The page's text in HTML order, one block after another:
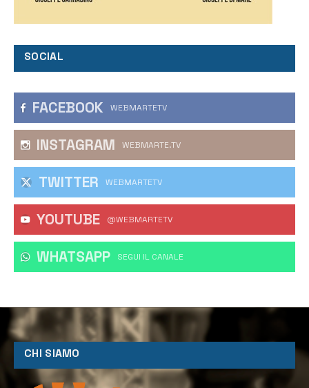
SOCIAL
FACEBOOK WEBMARTETV
INSTAGRAM WEBMARTE.TV
TWITTER WEBMARTETV
YOUTUBE @WEBMARTETV
WHATSAPP ‎SEGUI IL CANALE
CHI SIAMO